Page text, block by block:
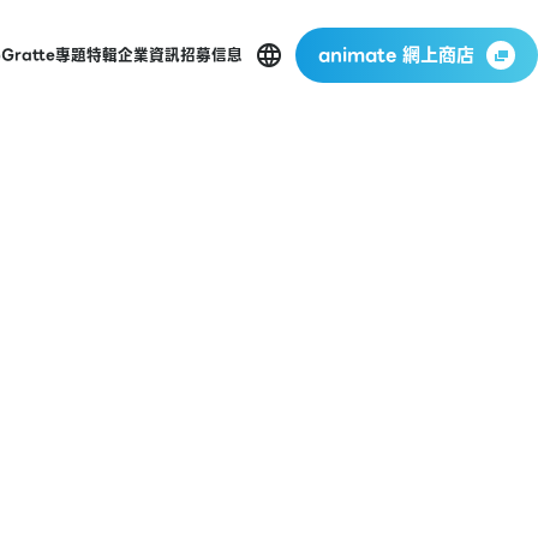
Gratte專題特輯企業資訊招募信息 animate 網上商店